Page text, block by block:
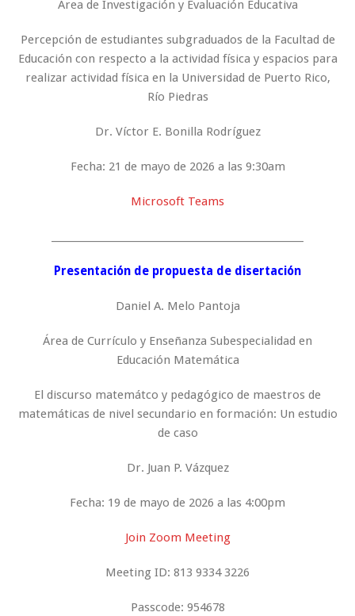
Área de Investigación y Evaluación Educativa
Percepción de estudiantes subgraduados de la Facultad de
Educación con respecto a la actividad física y espacios para
realizar actividad física en la Universidad de Puerto Rico,
Río Piedras
Dr. Víctor E. Bonilla Rodríguez
Fecha: 21 de mayo de 2026 a las 9:30am
Microsoft Teams
Presentación de propuesta de disertación
Daniel A. Melo Pantoja
Área de Currículo y Enseñanza Subespecialidad en
Educación Matemática
El discurso matemátco y pedagógico de maestros de
matemáticas de nivel secundario en formación: Un estudio
de caso
Dr. Juan P. Vázquez
Fecha: 19 de mayo de 2026 a las 4:00pm
Join Zoom Meeting
Meeting ID: 813 9334 3226
Passcode: 954678